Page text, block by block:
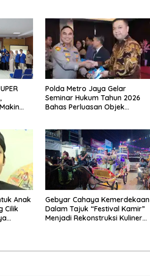
Polda Metro Jaya Gelar
Seminar Hukum Tahun 2026
Bahas Perluasan Objek
Anak
Cilik
Gebyar Cahaya Kemerdekaan
Dalam Tajuk “Festival Kamir”
Menjadi Rekonstruksi Kuliner